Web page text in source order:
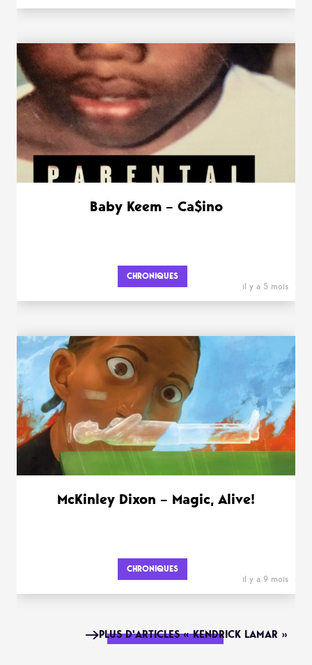
Baby Keem – Ca$ino
CHRONIQUES
il y a 5 mois
McKinley Dixon – Magic, Alive!
CHRONIQUES
il y a 9 mois
PLUS D'ARTICLES « KENDRICK LAMAR »